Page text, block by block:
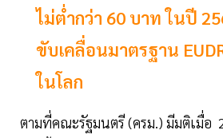
ไม่ตํ่ากว่า 60 บาท ในปี
ขับเคลื่อนมาตรฐาน
ในโลก
ตามที่คณะรัฐมนตรี (ครม.) มีมติเมื่อ